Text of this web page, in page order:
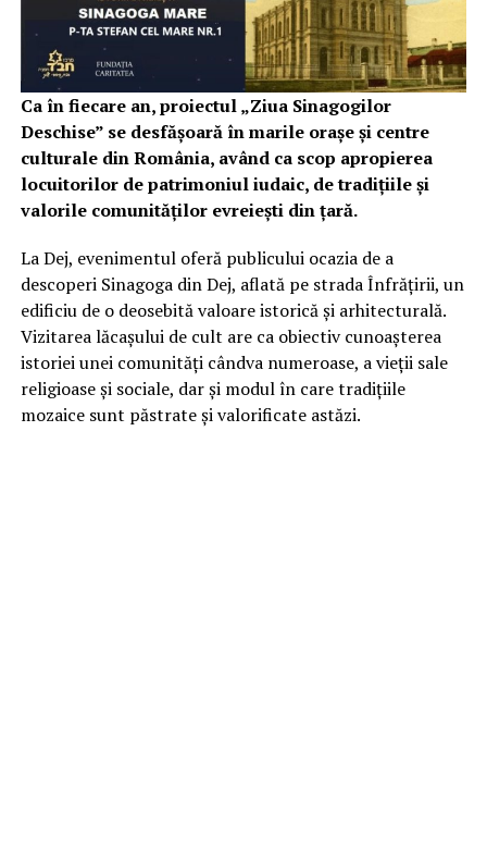
Ca în fiecare an, proiectul „Ziua Sinagogilor
Deschise” se desfășoară în marile orașe și centre
culturale din România, având ca scop apropierea
locuitorilor de patrimoniul iudaic, de tradițiile și
valorile comunităților evreiești din țară.
La Dej, evenimentul oferă publicului ocazia de a
descoperi Sinagoga din Dej, aflată pe strada Înfrățirii, un
edificiu de o deosebită valoare istorică și arhitecturală.
Vizitarea lăcașului de cult are ca obiectiv cunoașterea
istoriei unei comunități cândva numeroase, a vieții sale
religioase și sociale, dar și modul în care tradițiile
mozaice sunt păstrate și valorificate astăzi.